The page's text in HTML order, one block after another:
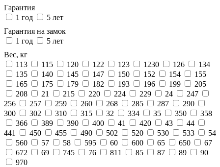
Гарантия
1 год
5 лет
Гарантия на замок
1 год
5 лет
Вес, кг
113
115 120 122 123 1230 126
134
135
140 145 147 150 152 154
155
165
175 179 182 193 196 199
205
208
21 215 220 224 229 24
247
256
257 259 260 268 285 287
290
300
302 310 315 32 334 35 350
358
366
389 390 400 41 420 43
44
441
450 455 490 502 520 530 533
54
560
57 58 595 60 600 65 650
67
672
69 745 76 811 85 87 89
90
970